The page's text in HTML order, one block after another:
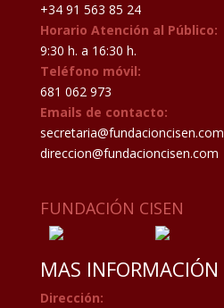
+34 91 563 85 24
Horario Atención al Público:
9:30 h. a 16:30 h.
Teléfono móvil:
681 062 973
Emails de contacto:
secretaria@fundacioncisen.com
direccion@fundacioncisen.com
FUNDACIÓN CISEN
MAS INFORMACIÓN
Dirección: